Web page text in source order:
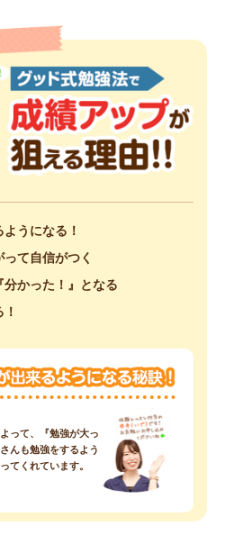
うになる！
て自信がつく
かった！』となる
って、『勉強が大っ
んも勉強をするよう
てくれています。